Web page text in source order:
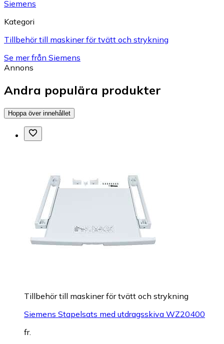
Siemens
Kategori
Tillbehör till maskiner för tvätt och strykning
Se mer från Siemens
Annons
Andra populära produkter
Hoppa över innehållet
Tillbehör till maskiner för tvätt och strykning
Siemens Stapelsats med utdragsskiva WZ20400
fr.